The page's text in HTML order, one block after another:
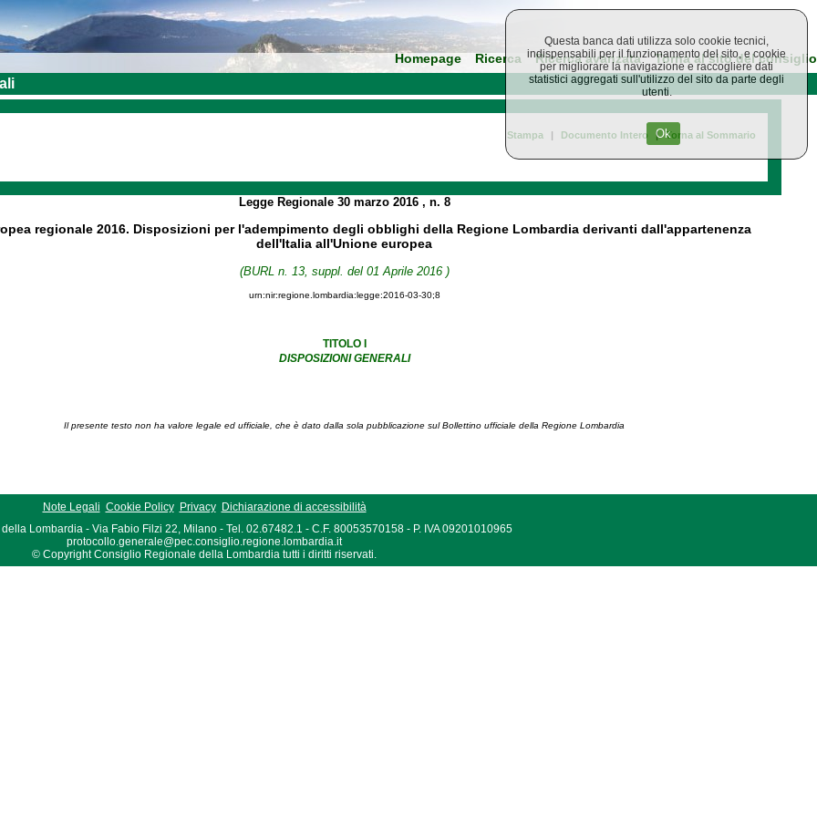
Homepage Ricerca Ricerca avanzata Torna al sito del consiglio
Stampa | Documento Intero | Torna al Sommario
Legge Regionale 30 marzo 2016 , n. 8
regionale 2016. Disposizioni per l'adempimento degli obblighi della Regione Lombardia derivanti dall'appartenenza
dell'Italia all'Unione europea
(BURL n. 13, suppl. del 01 Aprile 2016 )
urn:nir:regione.lombardia:legge:2016-03-30;8
TITOLO I
DISPOSIZIONI GENERALI
Il presente testo non ha valore legale ed ufficiale, che è dato dalla sola pubblicazione sul Bollettino ufficiale della Regione Lombardia
Note Legali Cookie Policy Privacy
Dichiarazione di accessibilità
Lombardia - Via Fabio Filzi 22, Milano - Tel. 02.67482.1 - C.F. 80053570158 - P. IVA 09201010965
protocollo.generale@pec.consiglio.regione.lombardia.it
© Copyright Consiglio Regionale della Lombardia tutti i diritti riservati.
Questa banca dati utilizza solo cookie tecnici,
indispensabili per il funzionamento del sito, e cookie
per migliorare la navigazione e raccogliere dati
statistici aggregati sull'utilizzo del sito da parte degli
utenti.
Ok